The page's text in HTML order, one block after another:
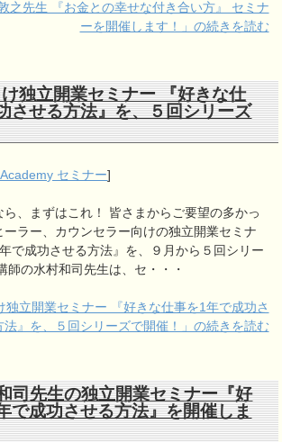
之先生 『お金との幸せな付き合い方』 セミナ
ーを開催します！」の続きを読む
独立開業セミナー 『好きな仕
させる方法』を、５回シリーズ
セミナー]
、まずはこれ！ 皆さまからご要望の多かっ
ーラー、カウンセラー向けの独立開業セミナ
で成功させる方法』を、９月から５回シリー
師の水村和司先生は、セ・・・
独立開業セミナー 『好きな仕事を1年で成功さ
法』を、５回シリーズで開催！」の続きを読む
司先生の独立開業セミナー『好
で成功させる方法』を開催しま